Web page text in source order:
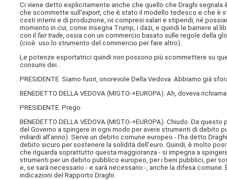
Ci viene detto esplicitamente anche che quello che Draghi
che scommette sull'export, che è stato il modello tedesco e che è
costi interni e di produzione, ivi compresi salari e stipendi, né
momento in cui, come insegna Trump, i dazi, e quindi le barriere al
con ilfair trade , ossia con un commercio basato sulle regole della
(cioè: uso lo strumento del commercio per fare altro).
Le potenze esportatrici quindi non possono più scommettere su
consumi dei…
PRESIDENTE. Siamo fuori, onorevole Della Vedova. Abbiamo già
BENEDETTO DELLA VEDOVA (MISTO-+EUROPA). Ah, doveva
PRESIDENTE. Prego.
BENEDETTO DELLA VEDOVA (MISTO-+EUROPA). Chiudo. Da questo
del Governo a spingere in ogni modo per avere strumenti di debito
miliardi all'anno). Serve un debito comune europeo - l'ha detto
debito sicuro per sostenere la solidità dell'euro. Quindi, è molto
che riguarda soprattutto questa maggioranza - si impegna a
strumenti per un debito pubblico europeo, per i beni pubblici, per
e, se sarà necessario - e sarà necessario -, anche la difesa
indicazioni del Rapporto Draghi.